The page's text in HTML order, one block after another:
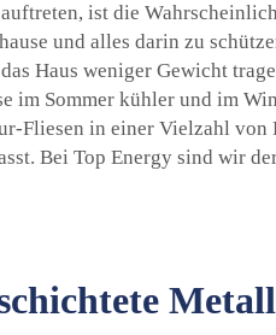
ist die
und alles darin zu
Haus weniger Gewicht
im Sommer kühler und im
Fliesen in einer Vielzahl
Bei Top Energy sind wir